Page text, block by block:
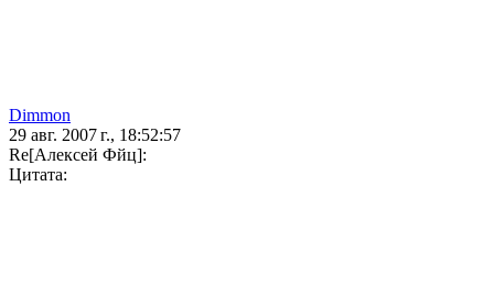
Dimmon
29 авг. 2007 г., 18:52:57
Re[Алексей Фйц]:
Цитата: